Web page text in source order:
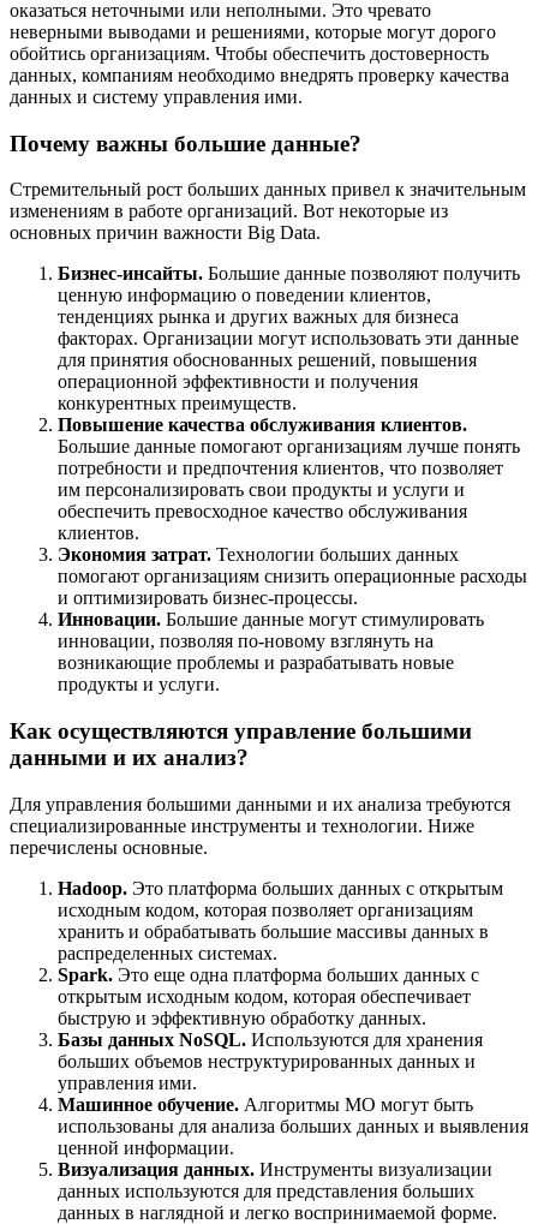
оказаться неточными или неполными. Это чревато
неверными выводами и решениями, которые могут дорого
обойтись организациям. Чтобы обеспечить достоверность
данных, компаниям необходимо внедрять проверку качества
данных и систему управления ими.
Почему важны большие данные?
Стремительный рост больших данных привел к значительным
изменениям в работе организаций. Вот некоторые из
основных причин важности Big Data.
Бизнес-инсайты. Большие данные позволяют получить
ценную информацию о поведении клиентов,
тенденциях рынка и других важных для бизнеса
факторах. Организации могут использовать эти данные
для принятия обоснованных решений, повышения
операционной эффективности и получения
конкурентных преимуществ.
Повышение качества обслуживания клиентов.
Большие данные помогают организациям лучше понять
потребности и предпочтения клиентов, что позволяет
им персонализировать свои продукты и услуги и
обеспечить превосходное качество обслуживания
клиентов.
Экономия затрат. Технологии больших данных
помогают организациям снизить операционные расходы
и оптимизировать бизнес-процессы.
Инновации. Большие данные могут стимулировать
инновации, позволяя по-новому взглянуть на
возникающие проблемы и разрабатывать новые
продукты и услуги.
Как осуществляются управление большими
данными и их анализ?
Для управления большими данными и их анализа требуются
специализированные инструменты и технологии. Ниже
перечислены основные.
Hadoop. Это платформа больших данных с открытым
исходным кодом, которая позволяет организациям
хранить и обрабатывать большие массивы данных в
распределенных системах.
Spark. Это еще одна платформа больших данных с
открытым исходным кодом, которая обеспечивает
быструю и эффективную обработку данных.
Базы данных NoSQL. Используются для хранения
больших объемов неструктурированных данных и
управления ими.
Машинное обучение. Алгоритмы МО могут быть
использованы для анализа больших данных и выявления
ценной информации.
Визуализация данных. Инструменты визуализации
данных используются для представления больших
данных в наглядной и легко воспринимаемой форме.